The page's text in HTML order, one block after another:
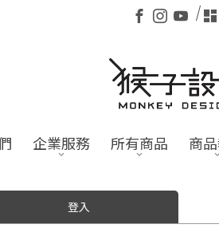
企業服務 所有商品 商
登入